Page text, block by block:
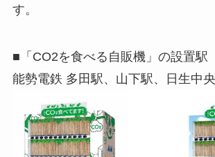
す。
■「CO2を食べる自販機」の設置駅
能勢電鉄 多田駅、山下駅、日生中